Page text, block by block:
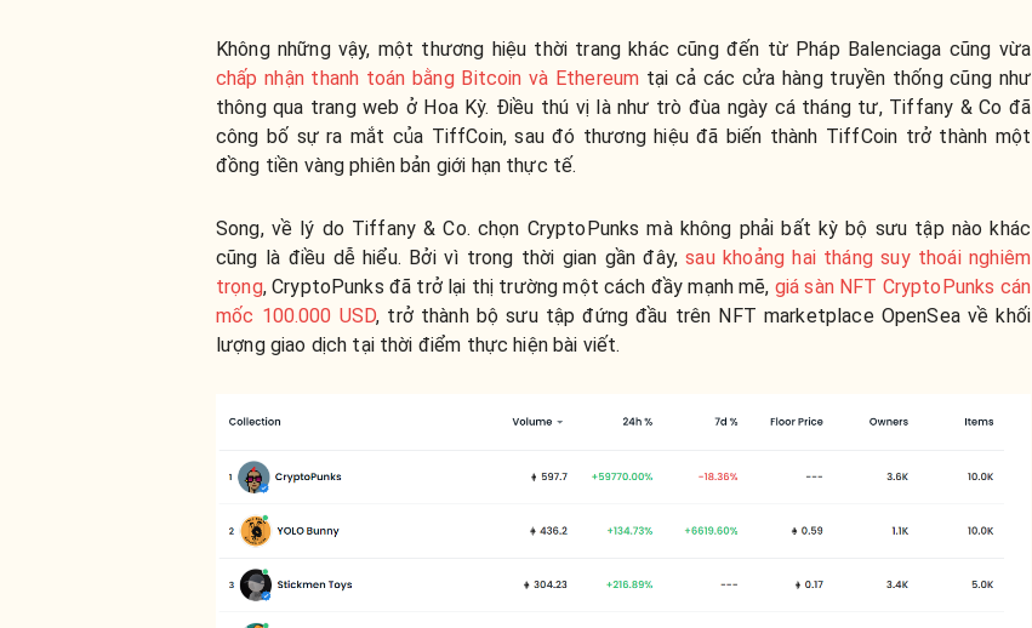
Không những vậy, một thương hiệu thời trang khác cũng đến từ Pháp Balenciaga cũng vừa
chấp nhận thanh toán bằng Bitcoin và Ethereum tại cả các cửa hàng truyền thống cũng như
thông qua trang web ở Hoa Kỳ. Điều thú vị là như trò đùa ngày cá tháng tư, Tiffany & Co đã
công bố sự ra mắt của TiffCoin, sau đó thương hiệu đã biến thành TiffCoin trở thành một
đồng tiền vàng phiên bản giới hạn thực tế.
Song, về lý do Tiffany & Co. chọn CryptoPunks mà không phải bất kỳ bộ sưu tập nào khác
cũng là điều dễ hiểu. Bởi vì trong thời gian gần đây, sau khoảng hai tháng suy thoái nghiêm
trọng, CryptoPunks đã trở lại thị trường một cách đầy mạnh mẽ, giá sàn NFT CryptoPunks cán
mốc 100.000 USD, trở thành bộ sưu tập đứng đầu trên NFT marketplace OpenSea về khối
lượng giao dịch tại thời điểm thực hiện bài viết.